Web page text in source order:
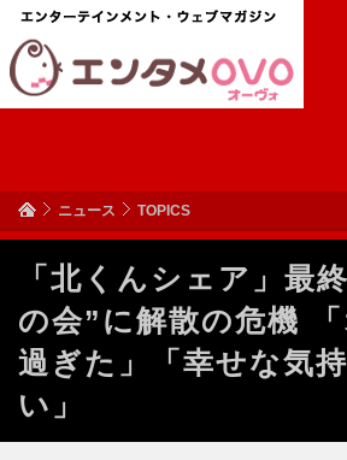
ニュース TOPICS
「北くんシェア」最
の会”に解散の危機
過ぎた」「幸せな気
い」